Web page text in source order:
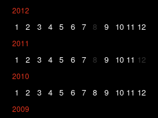
2012
1 2 3 4 5 6 7 8 9 10 11 12
2011
1 2 3 4 5 6 7 8 9 10 11 12
2010
1 2 3 4 5 6 7 8 9 10 11 12
2009